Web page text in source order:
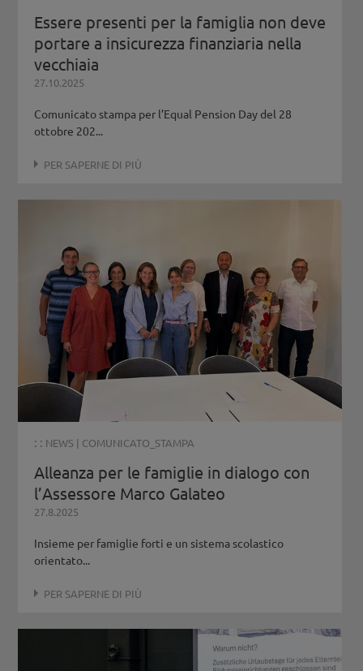
Essere presenti per la famiglia non deve
portare a insicurezza finanziaria nella
vecchiaia
27.10.2025
Comunicato stampa per l’Equal Pension Day del 28
ottobre 202...
PER SAPERNE DI PIÙ
: : NEWS | COMUNICATO_STAMPA
Alleanza per le famiglie in dialogo con
l’Assessore Marco Galateo
27.8.2025
Insieme per famiglie forti e un sistema scolastico
orientato...
PER SAPERNE DI PIÙ